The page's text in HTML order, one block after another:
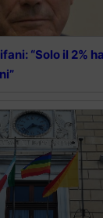
“Solo il 2%